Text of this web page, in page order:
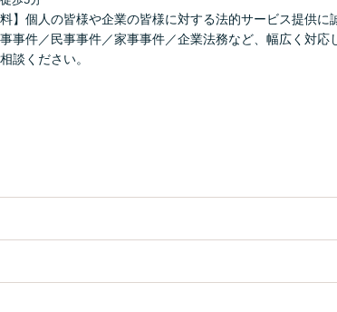
】個人の皆様や企業の皆様に対する法的サービス提供に
事件／民事事件／家事事件／企業法務など、幅広く対応
談ください。